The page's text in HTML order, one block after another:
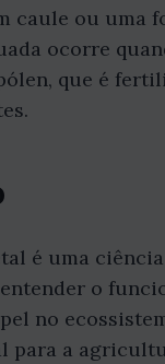
caule ou uma
ocorre
que é
é uma
o
no
para a